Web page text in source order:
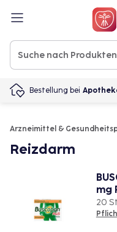
Bestellung bei
Arzneimittel &
Reizdarm
mg
20